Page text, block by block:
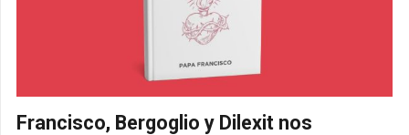
Francisco, Bergoglio y Dilexit nos